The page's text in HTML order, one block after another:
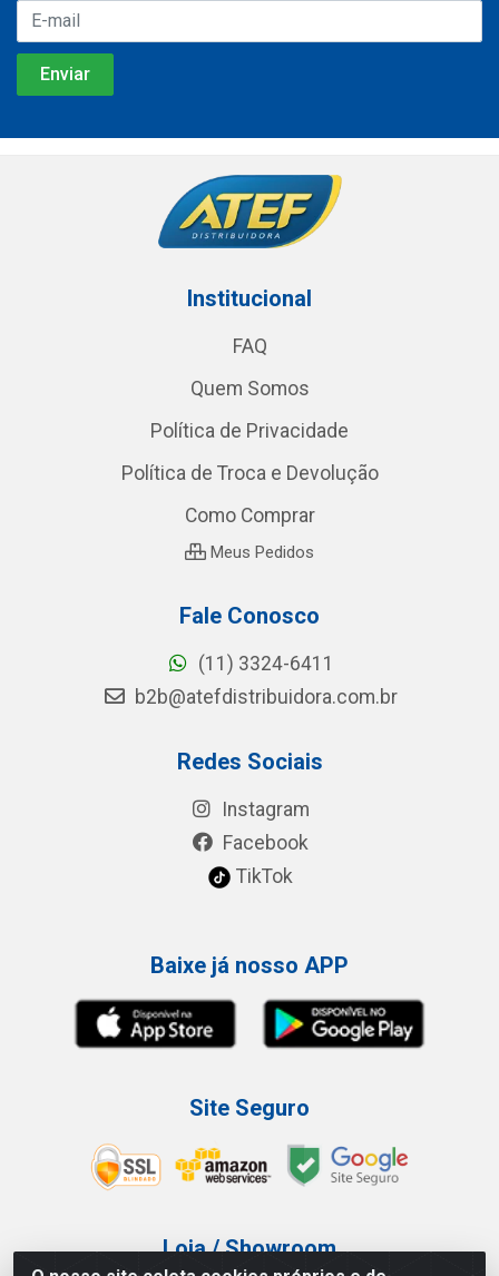
Institucional
FAQ
Quem Somos
Política de Privacidade
Política de Troca e Devolução
Como Comprar
Meus Pedidos
Fale Conosco
(11) 3324-6411
b2b@atefdistribuidora.com.br
Redes Sociais
Instagram
Facebook
TikTok
Baixe já nosso APP
Site Seguro
Loja / Showroom